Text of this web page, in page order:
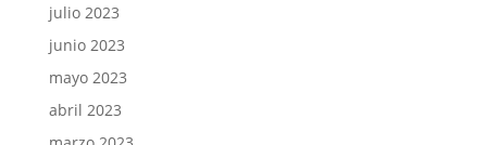
julio 2023
junio 2023
mayo 2023
abril 2023